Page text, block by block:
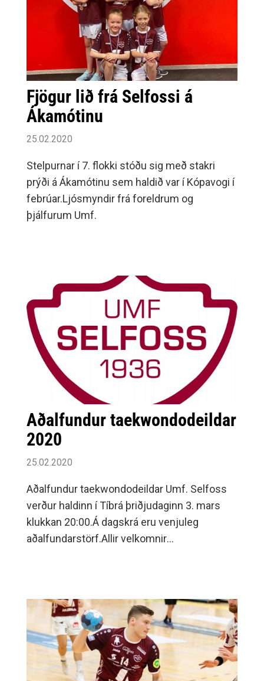
Fjögur lið frá Selfossi á
Ákamótinu
25.02.2020
Stelpurnar í 7. flokki stóðu sig með stakri
prýði á Ákamótinu sem haldið var í Kópavogi í
febrúar.Ljósmyndir frá foreldrum og
þjálfurum Umf.
Aðalfundur taekwondodeildar
2020
25.02.2020
Aðalfundur taekwondodeildar Umf. Selfoss
verður haldinn í Tíbrá þriðjudaginn 3. mars
klukkan 20:00.Á dagskrá eru venjuleg
aðalfundarstörf.Allir velkomnir